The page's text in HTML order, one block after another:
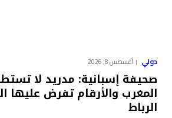
دولي أغسطس 8, 2026
صحيفة إسبانية: مدريد لا
المغرب والأرقام تفرض عليها
الرباط